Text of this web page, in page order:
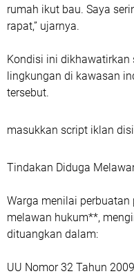
rumah ikut bau. Saya
rapat,” ujarnya.
Kondisi ini
lingkungan di kawasan
tersebut.
masukkan script iklan
Tindakan Diduga
Warga menilai
melawan hukum**,
dituangkan dalam:
UU Nomor 32 Tahun